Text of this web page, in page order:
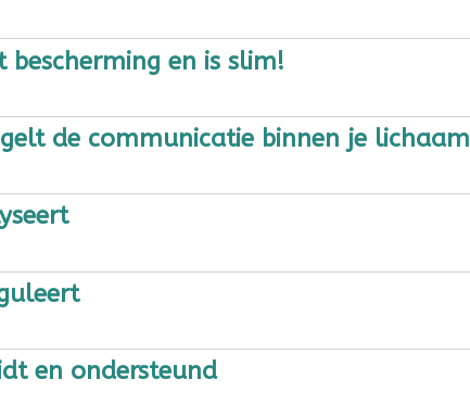
bescherming en is slim!
de communicatie binnen je lichaam
en ondersteund